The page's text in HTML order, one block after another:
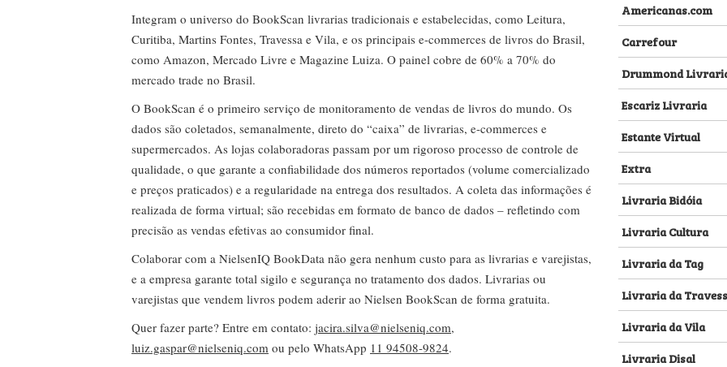
Integram o universo do BookScan livrarias tradicionais e estabelecidas, como Leitura,
Curitiba, Martins Fontes, Travessa e Vila, e os principais e-commerces de livros do Brasil,
como Amazon, Mercado Livre e Magazine Luiza. O painel cobre de 60% a 70% do
mercado trade no Brasil.
O BookScan é o primeiro serviço de monitoramento de vendas de livros do mundo. Os
dados são coletados, semanalmente, direto do “caixa” de livrarias, e-commerces e
supermercados. As lojas colaboradoras passam por um rigoroso processo de controle de
qualidade, o que garante a confiabilidade dos números reportados (volume comercializado
e preços praticados) e a regularidade na entrega dos resultados. A coleta das informações é
realizada de forma virtual; são recebidas em formato de banco de dados – refletindo com
precisão as vendas efetivas ao consumidor final.
Colaborar com a NielsenIQ BookData não gera nenhum custo para as livrarias e varejistas,
e a empresa garante total sigilo e segurança no tratamento dos dados. Livrarias ou
varejistas que vendem livros podem aderir ao Nielsen BookScan de forma gratuita.
Quer fazer parte? Entre em contato: jacira.silva@nielseniq.com,
luiz.gaspar@nielseniq.com ou pelo WhatsApp 11 94508-9824.
Americanas.com
Carrefour
Drummond
Escariz Livraria
Estante Virtual
Extra
Livraria Bidóia
Livraria Cultura
Livraria da Tag
Livraria da
Livraria da Vila
Livraria Disal